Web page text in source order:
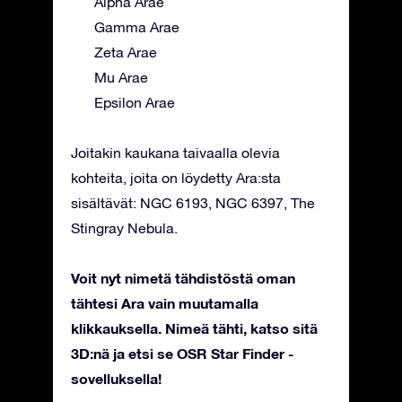
Gamma Arae
Zeta Arae
Mu Arae
Epsilon Arae
Joitakin kaukana taivaalla olevia
kohteita, joita on löydetty Ara:sta
sisältävät: NGC 6193, NGC 6397, The
Stingray Nebula.
Voit nyt nimetä tähdistöstä oman
tähtesi Ara vain muutamalla
klikkauksella. Nimeä tähti, katso sitä
3D:nä ja etsi se OSR Star Finder -
sovelluksella!